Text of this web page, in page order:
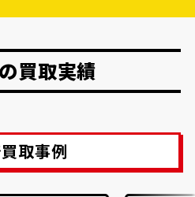
買取実績
取事例